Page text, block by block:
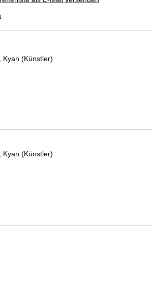
Kyan (Künstler)
Kyan (Künstler)